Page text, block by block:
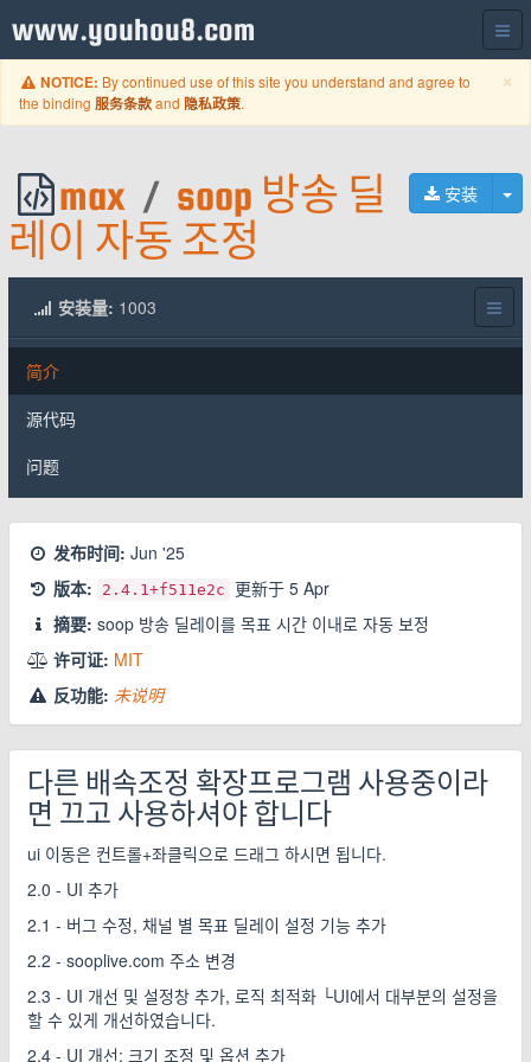
www.youhou8.com
×
NOTICE: By continued use of this site you understand and agree to
the binding 服务条款and 隐私政策.
安装
max / soop 방송 딜
레이 자동 조정
安装量: 1003
简介
源代码
问题
发布时间: Jun '25
版本:
2.4.1+f511e2c 更新于 5 Apr
摘要: soop 방송 딜레이를 목표 시간 이내로 자동 보정
许可证: MIT
反功能: 未说明
다른 배속조정 확장프로그램 사용중이라
면 끄고 사용하셔야 합니다
ui 이동은 컨트롤+좌클릭으로 드래그 하시면 됩니다.
2.0 - UI 추가
2.1 - 버그 수정, 채널 별 목표 딜레이 설정 기능 추가
2.2 - sooplive.com 주소 변경
2.3 - UI 개선 및 설정창 추가, 로직 최적화 └UI에서 대부분의 설정을
할 수 있게 개선하였습니다.
2.4 - UI 개선: 크기 조정 및 옵션 추가